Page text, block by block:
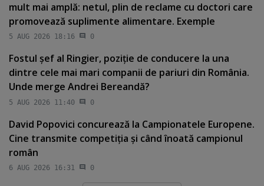
mult mai amplă: netul, plin de reclame cu doctori care
promovează suplimente alimentare. Exemple
5 AUG 2026 18:16 0
Fostul şef al Ringier, poziţie de conducere la una
dintre cele mai mari companii de pariuri din România.
Unde merge Andrei Bereandă?
5 AUG 2026 11:40 0
David Popovici concurează la Campionatele Europene.
Cine transmite competiţia şi când înoată campionul
român
6 AUG 2026 16:31 0